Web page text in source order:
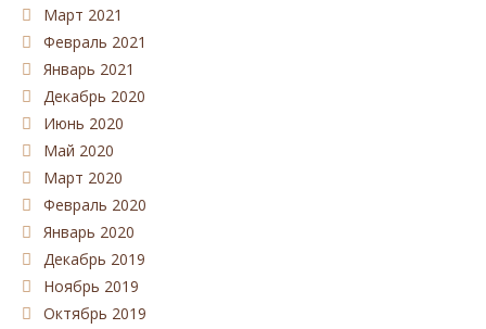
Март 2021
Февраль 2021
Январь 2021
Декабрь 2020
Июнь 2020
Май 2020
Март 2020
Февраль 2020
Январь 2020
Декабрь 2019
Ноябрь 2019
Октябрь 2019